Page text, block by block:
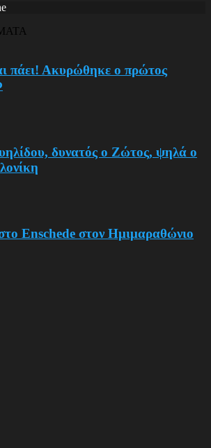
πάει! Ακυρώθηκε ο πρώτος
δυνατός ο Ζώτος, ψηλά ο
Enschede στον Ημιμαραθώνιο